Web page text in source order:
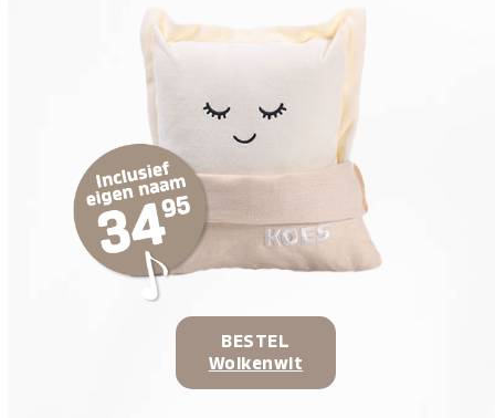
BESTEL
Wolkenwit